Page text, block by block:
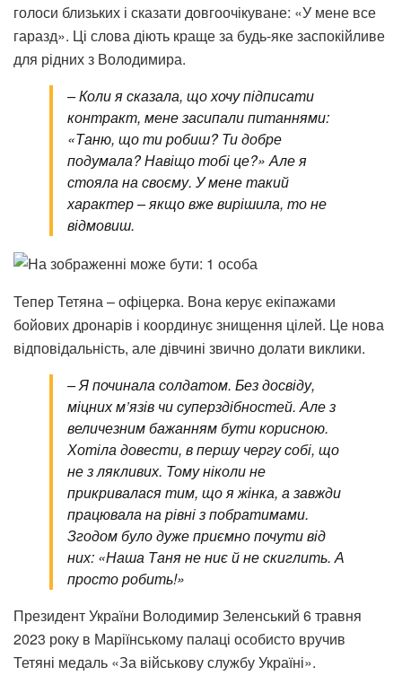
голоси близьких і сказати довгоочікуване: «У мене все
гаразд». Ці слова діють краще за будь-яке заспокійливе
для рідних з Володимира.
– Коли я сказала, що хочу підписати
контракт, мене засипали питаннями:
«Таню, що ти робиш? Ти добре
подумала? Навіщо тобі це?» Але я
стояла на своєму. У мене такий
характер – якщо вже вирішила, то не
відмовиш.
Тепер Тетяна – офіцерка. Вона керує екіпажами
бойових дронарів і координує знищення цілей. Це нова
відповідальність, але дівчині звично долати виклики.
– Я починала солдатом. Без досвіду,
міцних м’язів чи суперздібностей. Але з
величезним бажанням бути корисною.
Хотіла довести, в першу чергу собі, що
не з лякливих. Тому ніколи не
прикривалася тим, що я жінка, а завжди
працювала на рівні з побратимами.
Згодом було дуже приємно почути від
них: «Наша Таня не ниє й не скиглить. А
просто робить!»
Президент України Володимир Зеленський 6 травня
2023 року в Маріїнському палаці особисто вручив
Тетяні медаль «За військову службу Україні».